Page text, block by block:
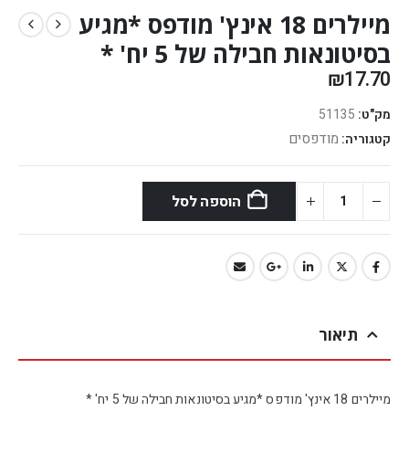
מיילרים 18 אינץ' מודפס *מגיע
בסיטונאות חבילה של 5 יח' *
₪17.70
מק"ט: 51135
קטגוריה: מודפסים
הוספה לסל
תיאור
מיילרים 18 אינץ' מודפס *מגיע בסיטונאות חבילה של 5 יח' *